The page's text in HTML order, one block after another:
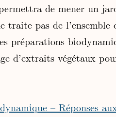
de mener un
pas de l’ensemble
préparations
d’extraits végétaux
– Réponses